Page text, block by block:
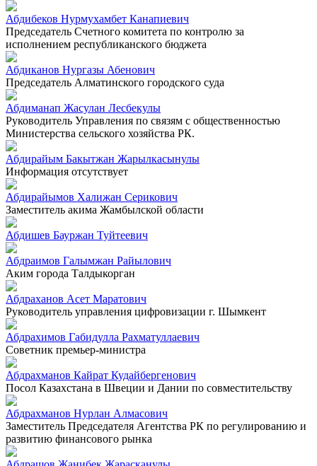
Абдибеков Нурмухамбет Канапиевич
Председатель Счетного комитета по контролю за
исполнением республиканского бюджета
Абдиканов Нургазы Абенович
Председатель Алматинского городского суда
Абдиманап Жасулан Лесбекулы
Руководитель Управления по связям с общественностью
Министерства сельского хозяйства РК.
Абдирайым Бакытжан Жарылкасынулы
Информация отсутствует
Абдирайымов Халижан Серикович
Заместитель акима Жамбылской области
Абдишев Бауржан Туйтеевич
Абдраимов Галымжан Райылович
Аким города Талдыкорган
Абдраханов Асет Маратович
Руководитель управления цифровизации г. Шымкент
Абдрахимов Габидулла Рахматуллаевич
Советник премьер-министра
Абдрахманов Кайрат Кудайбергенович
Посол Казахстана в Швеции и Дании по совместительству
Абдрахманов Нурлан Алмасович
Заместитель Председателя Агентства РК по регулированию и
развитию финансового рынка